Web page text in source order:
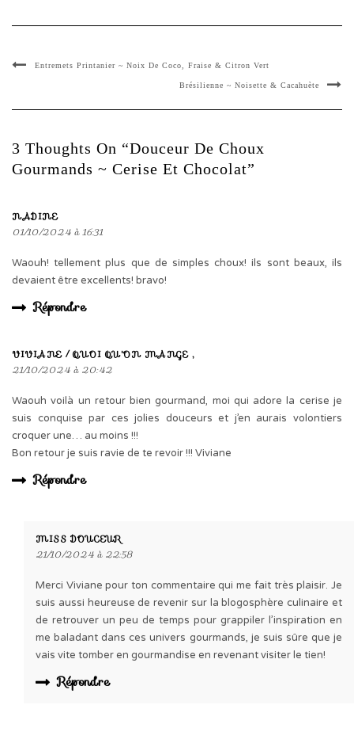
Entremets Printanier ~ Noix De Coco, Fraise & Citron Vert
Brésilienne ~ Noisette & Cacahuète
3 Thoughts On “Douceur De Choux
Gourmands ~ Cerise Et Chocolat”
NADINE
01/10/2024 à 16:31
Waouh! tellement plus que de simples choux! ils sont beaux, ils
devaient être excellents! bravo!
Répondre
VIVIANE / QUOI QU'ON MANGE ,
21/10/2024 à 20:42
Waouh voilà un retour bien gourmand, moi qui adore la cerise je
suis conquise par ces jolies douceurs et j’en aurais volontiers
croquer une… au moins !!!
Bon retour je suis ravie de te revoir !!! Viviane
Répondre
MISS DOUCEUR
21/10/2024 à 22:58
Merci Viviane pour ton commentaire qui me fait très plaisir. Je
suis aussi heureuse de revenir sur la blogosphère culinaire et
de retrouver un peu de temps pour grappiler l’inspiration en
me baladant dans ces univers gourmands, je suis sûre que je
vais vite tomber en gourmandise en revenant visiter le tien!
Répondre